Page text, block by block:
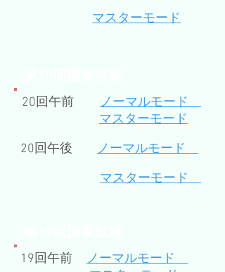
​マスターモード
20回午前
ノーマルモード
マスターモード
20回午後
ノーマルモード
マスターモード
19回午前
ノーマルモード